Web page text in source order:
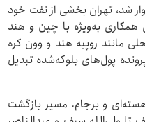
شد، تهران بخشی از نفت خود
همکاری به‌ویژه با چین و هند
مانند روپیه هند و وون کره
پول‌های بلوکه‌شده تبدیل
و برجام، مسیر بازگشت